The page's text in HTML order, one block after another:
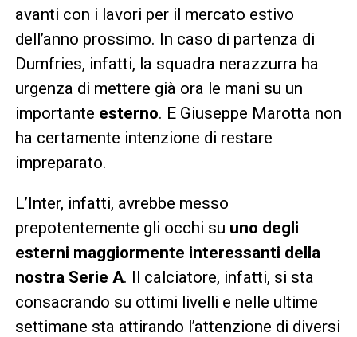
avanti con i lavori per il mercato estivo
dell’anno prossimo. In caso di partenza di
Dumfries, infatti, la squadra nerazzurra ha
urgenza di mettere già ora le mani su un
importante esterno. E Giuseppe Marotta non
ha certamente intenzione di restare
impreparato.
L’Inter, infatti, avrebbe messo
prepotentemente gli occhi su uno degli
esterni maggiormente interessanti della
nostra Serie A. Il calciatore, infatti, si sta
consacrando su ottimi livelli e nelle ultime
settimane sta attirando l’attenzione di diversi